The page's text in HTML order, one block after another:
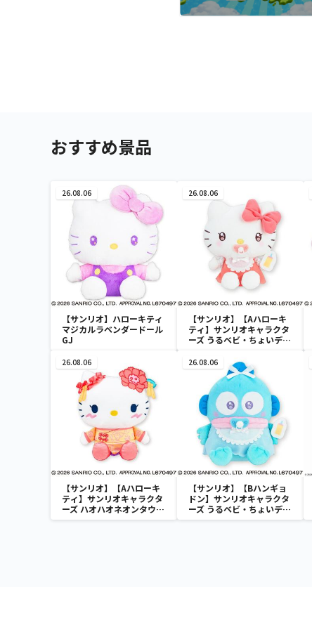
おすすめ景品
26.08.06
【サンリオ】ハローキティ
マジカルラベンダードール
GJ
26.08.06
【サンリオ】【Aハローキ
ティ】サンリオキャラクタ
ーズ うるベビ・ちょいデカ
26.08.06
【サンリオ】【Aハローキ
ティ】サンリオキャラクタ
ーズ ハオハオネオンタウン
ドールBIGタイプ1
26.08.06
【サンリオ】【Bハンギョ
ドン】サンリオキャラクタ
ーズ うるベビ・ちょいデカ
ドール